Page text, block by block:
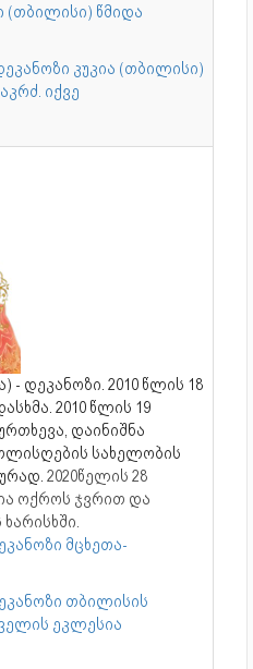
(თბილისი) წმიდა
კუკია (თბილისი)
იქვე
დეკანოზი. 2010 წლის 18
2010 წლის 19
დაინიშნა
სახელობის
2020წელის 28
ოქროს ჯვრით და
მცხეთა-
თბილისის
ეკლესია